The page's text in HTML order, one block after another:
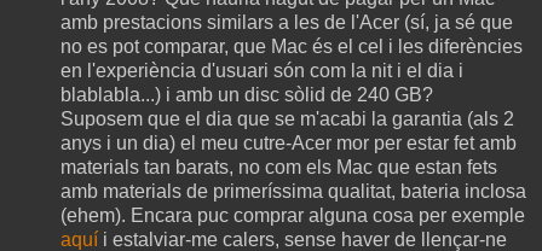
amb prestacions similars a les de l'Acer (sí, ja sé que
no es pot comparar, que Mac és el cel i les diferències
en l'experiència d'usuari són com la nit i el dia i
blablabla...) i amb un disc sòlid de 240 GB?
Suposem que el dia que se m'acabi la garantia (als 2
anys i un dia) el meu cutre-Acer mor per estar fet amb
materials tan barats, no com els Mac que estan fets
amb materials de primeríssima qualitat, bateria inclosa
(ehem). Encara puc comprar alguna cosa per exemple
aquí i estalviar-me calers, sense haver de llençar-ne